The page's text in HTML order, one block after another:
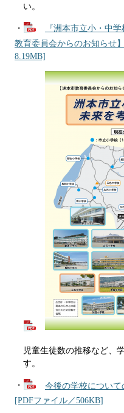
い。
・
『洲本市立小・中
教育委員会からのお知らせ
8.19MB]
児童生徒数の推移など、
す。
・
今後の学校について
[PDFファイル／506KB]